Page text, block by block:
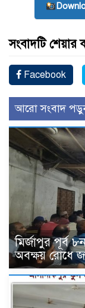
সংবাদটি
Facebook
আরো সংবাদ
মির্জাপুর পূর্ব
অবক্ষয় রোধে